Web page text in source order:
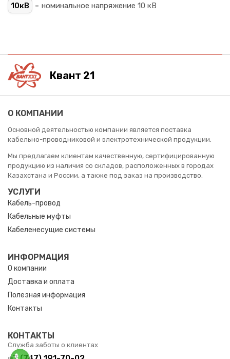
10кВ - номинальное напряжение 10 кВ
Квант 21
О КОМПАНИИ
Основной деятельностью компании является поставка
кабельно-проводниковой и электротехнической продукции.
Мы предлагаем клиентам качественную, сертифицированную
продукцию из наличия со складов, расположенных в городах
Казахстана и России, а также под заказ на производство.
УСЛУГИ
Кабель-провод
Кабельные муфты
Кабеленесущие системы
ИНФОРМАЦИЯ
О компании
Доставка и оплата
Полезная информация
Контакты
КОНТАКТЫ
Служба заботы о клиентах